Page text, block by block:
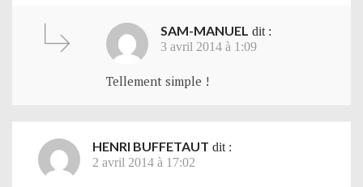
SAM-MANUEL dit :
3 avril 2014 à 1:09
Tellement simple !
HENRI BUFFETAUT dit :
2 avril 2014 à 17:02